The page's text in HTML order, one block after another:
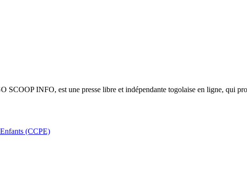
SCOOP INFO, est une presse libre et indépendante togolaise en ligne, qui
(CCPE)